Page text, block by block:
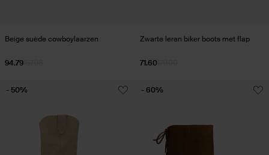
Beige suède cowboylaarzen
94.79
Zwarte leren biker boots met flap
71.60
- 50% - 60%